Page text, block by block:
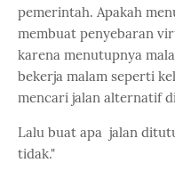
pemerintah. Apakah
membuat penyebaran
karena menutupnya
bekerja malam seperti
mencari jalan alternatif
Lalu buat apa jalan
tidak."